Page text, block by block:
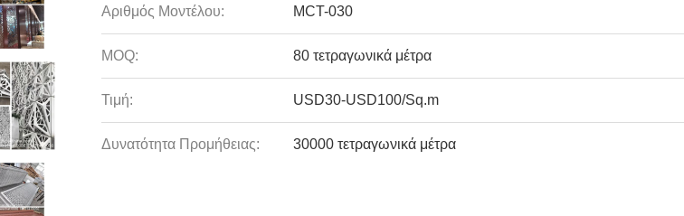
Αριθμός Μοντέλου: MCT-030
MOQ: 80 τετραγωνικά μέτρα
Τιμή: USD30-USD100/Sq.m
Δυνατότητα Προμήθειας: 30000 τετραγωνικά μέτρα